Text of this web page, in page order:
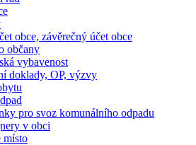
obce, závěrečný účet obce
občany
vybavenost
doklady, OP, výzvy
pro svoz komunálního odpadu
v obci
místo